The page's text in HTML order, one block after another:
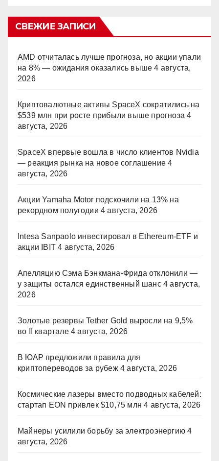
СВЕЖИЕ ЗАПИСИ
AMD отчиталась лучше прогноза, но акции упали
на 8% — ожидания оказались выше 4 августа,
2026
Криптовалютные активы SpaceX сократились на
$539 млн при росте прибыли выше прогноза 4
августа, 2026
SpaceX впервые вошла в число клиентов Nvidia
— реакция рынка на новое соглашение 4
августа, 2026
Акции Yamaha Motor подскочили на 13% на
рекордном полугодии 4 августа, 2026
Intesa Sanpaolo инвестировал в Ethereum-ETF и
акции IBIT 4 августа, 2026
Апелляцию Сэма Бэнкмана-Фрида отклонили —
у защиты остался единственный шанс 4 августа,
2026
Золотые резервы Tether Gold выросли на 9,5%
во II квартале 4 августа, 2026
В ЮАР предложили правила для
криптопереводов за рубеж 4 августа, 2026
Космические лазеры вместо подводных кабелей:
стартап EON привлек $10,75 млн 4 августа, 2026
Майнеры усилили борьбу за электроэнергию 4
августа, 2026